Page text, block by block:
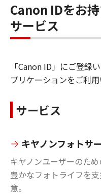
Canon IDをお
サービス
「Canon ID」にご登録
プリケーションをご利用
サービス
キヤノンフォトサ
キヤノンユーザーのた
豊かなフォトライフを
意。